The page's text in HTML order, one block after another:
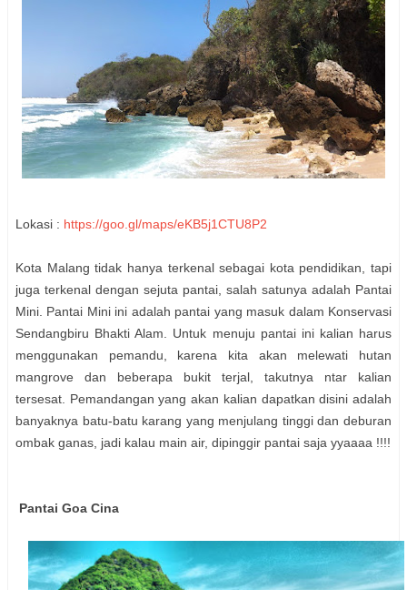
Lokasi : https://goo.gl/maps/eKB5j1CTU8P2
Kota Malang tidak hanya terkenal sebagai kota pendidikan, tapi
juga terkenal dengan sejuta pantai, salah satunya adalah Pantai
Mini. Pantai Mini ini adalah pantai yang masuk dalam Konservasi
Sendangbiru Bhakti Alam. Untuk menuju pantai ini kalian harus
menggunakan pemandu, karena kita akan melewati hutan
mangrove dan beberapa bukit terjal, takutnya ntar kalian
tersesat. Pemandangan yang akan kalian dapatkan disini adalah
banyaknya batu-batu karang yang menjulang tinggi dan deburan
ombak ganas, jadi kalau main air, dipinggir pantai saja yyaaaa !!!!
Pantai Goa Cina